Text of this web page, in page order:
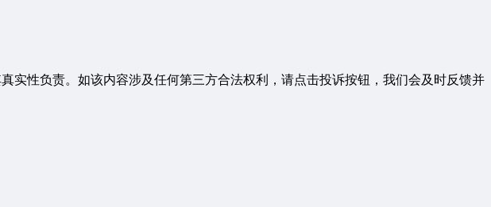
实性负责。如该内容涉及任何第三方合法权利，请点击投诉按钮，我们会及时反馈并